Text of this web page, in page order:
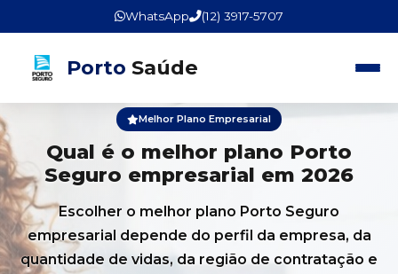
WhatsApp (12) 3917-5707
Porto Saúde
Melhor Plano Empresarial
Qual é o melhor plano Porto
Seguro empresarial em 2026
Escolher o melhor plano Porto Seguro
empresarial depende do perfil da empresa, da
quantidade de vidas, da região de contratação e